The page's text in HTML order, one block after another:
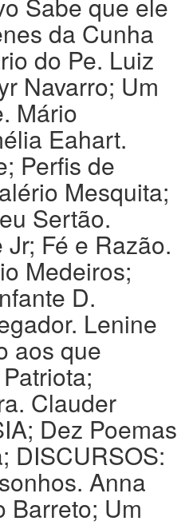
da Cunha
do Pe. Luiz
Navarro; Um
Mário
Eahart.
Perfis de
Mesquita;
Sertão.
Fé e Razão.
Medeiros;
D.
Lenine
aos que
Clauder
Dez Poemas
DISCURSOS:
Anna
Barreto; Um